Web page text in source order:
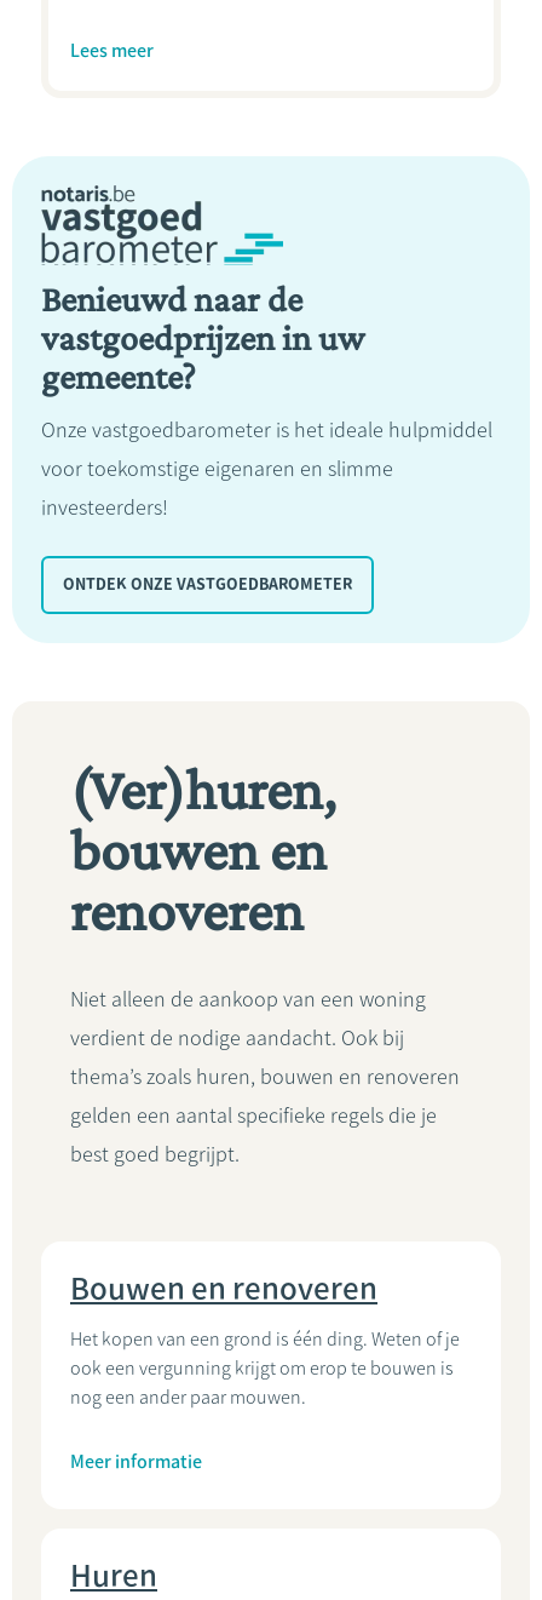
Lees meer
Benieuwd naar de
vastgoedprijzen in uw
gemeente?
Onze vastgoedbarometer is het ideale hulpmiddel
voor toekomstige eigenaren en slimme
investeerders!
ONTDEK ONZE VASTGOEDBAROMETER
(Ver)huren,
bouwen en
renoveren
Niet alleen de aankoop van een woning
verdient de nodige aandacht. Ook bij
thema’s zoals huren, bouwen en renoveren
gelden een aantal specifieke regels die je
best goed begrijpt.
Bouwen en renoveren
Het kopen van een grond is één ding. Weten of je
ook een vergunning krijgt om erop te bouwen is
nog een ander paar mouwen.
Meer informatie
Huren